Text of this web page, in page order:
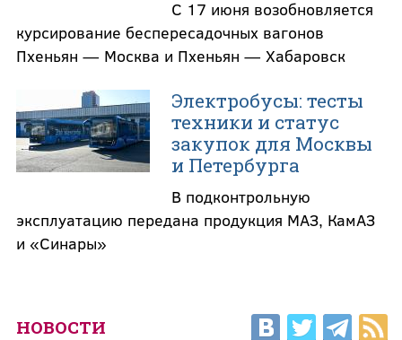
С 17 июня возобновляется
курсирование беспересадочных вагонов
Пхеньян — Москва и Пхеньян — Хабаровск
Электробусы: тесты
техники и статус
закупок для Москвы
и Петербурга
В подконтрольную
эксплуатацию передана продукция МАЗ, КамАЗ
и «Синары»
НОВОСТИ